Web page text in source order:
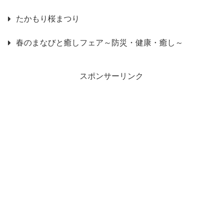
たかもり桜まつり
春のまなびと癒しフェア～防災・健康・癒し～
スポンサーリンク